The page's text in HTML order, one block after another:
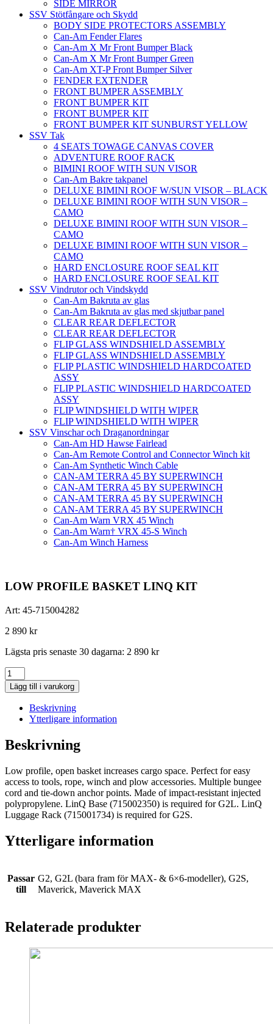
SIDE MIRROR
SSV Stötfångare och Skydd
BODY SIDE PROTECTORS ASSEMBLY
Can-Am Fender Flares
Can-Am X Mr Front Bumper Black
Can-Am X Mr Front Bumper Green
Can-Am XT-P Front Bumper Silver
FENDER EXTENDER
FRONT BUMPER ASSEMBLY
FRONT BUMPER KIT
FRONT BUMPER KIT
FRONT BUMPER KIT SUNBURST YELLOW
SSV Tak
4 SEATS TOWAGE CANVAS COVER
ADVENTURE ROOF RACK
BIMINI ROOF WITH SUN VISOR
Can-Am Bakre takpanel
DELUXE BIMINI ROOF W/SUN VISOR – BLACK
DELUXE BIMINI ROOF WITH SUN VISOR –
CAMO
DELUXE BIMINI ROOF WITH SUN VISOR –
CAMO
DELUXE BIMINI ROOF WITH SUN VISOR –
CAMO
HARD ENCLOSURE ROOF SEAL KIT
HARD ENCLOSURE ROOF SEAL KIT
SSV Vindrutor och Vindskydd
Can-Am Bakruta av glas
Can-Am Bakruta av glas med skjutbar panel
CLEAR REAR DEFLECTOR
CLEAR REAR DEFLECTOR
FLIP GLASS WINDSHIELD ASSEMBLY
FLIP GLASS WINDSHIELD ASSEMBLY
FLIP PLASTIC WINDSHIELD HARDCOATED
ASSY
FLIP PLASTIC WINDSHIELD HARDCOATED
ASSY
FLIP WINDSHIELD WITH WIPER
FLIP WINDSHIELD WITH WIPER
SSV Vinschar och Draganordningar
Can-Am HD Hawse Fairlead
Can-Am Remote Control and Connector Winch kit
Can-Am Synthetic Winch Cable
CAN-AM TERRA 45 BY SUPERWINCH
CAN-AM TERRA 45 BY SUPERWINCH
CAN-AM TERRA 45 BY SUPERWINCH
CAN-AM TERRA 45 BY SUPERWINCH
Can-Am Warn VRX 45 Winch
Can-Am Warn† VRX 45-S Winch
Can-Am Winch Harness
LOW PROFILE BASKET LINQ KIT
Art: 45-715004282
2 890 kr
Lägsta pris senaste 30 dagarna: 2 890 kr
LOW
PROFILE
BASKET
LINQ
KIT
mängd
Lägg till i varukorg
Beskrivning
Ytterligare information
Beskrivning
Low profile, open basket increases cargo space. Perfect for easy
access to tools, rope, winch and plow accessories. Multiple bungee
cord and tie-down anchor points. Made of impact-resistant injected
polypropylene. LinQ Base (715002350) is required for G2L. LinQ
Luggage Rack (715001734) is required for G2S.
Ytterligare information
Passar
till
G2, G2L (bara fram för MAX- & 6×6-modeller), G2S,
Maverick, Maverick MAX
Relaterade produkter